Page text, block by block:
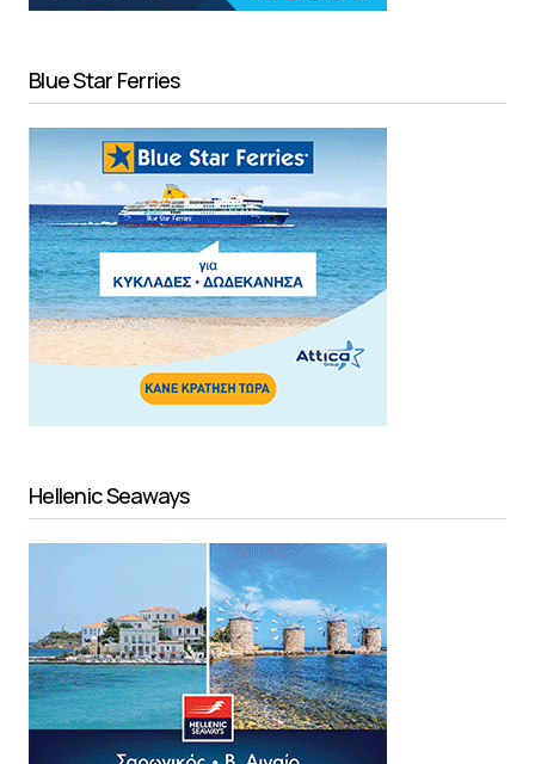
Blue Star Ferries
Hellenic Seaways